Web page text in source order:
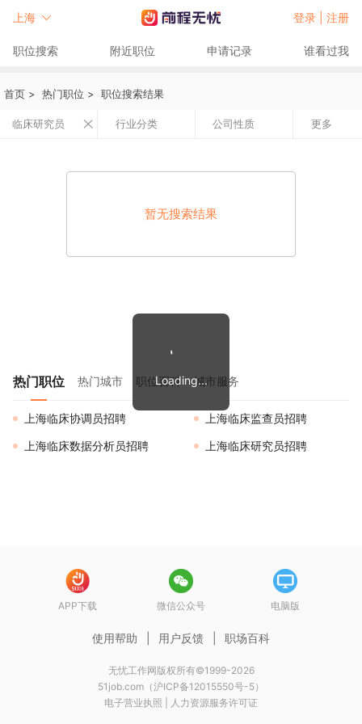
上海 登录 | 注册
职位搜索 附近职位 申请记录 谁看过我
首页 > 热门职位 > 职位搜索结果
临床研究员 行业分类 公司性质 更多
暂无搜索结果
热门职位 热门城市 职位百科 城市服务
上海临床协调员招聘
上海临床监查员招聘
上海临床数据分析员招聘
上海临床研究员招聘
APP下载 微信公众号 电脑版
使用帮助 用户反馈 职场百科
无忧工作网版权所有©1999-2026
51job.com（沪ICP备12015550号-5）
电子营业执照
人力资源服务许可证
Loading...